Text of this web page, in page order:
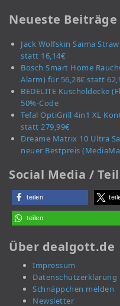
Neueste Beiträge
Jack Wolfskin Saima
statt 16,14€
Bosch Smart Home
Alarm) für 56,28€ statt
BEDELITE Kuscheldecke
50%-Code
Tefal OptiGrill 4in1 XL
statt 279,99€
Dreame Matrix 10 Ultra
neuer Bestpreis
Social Media /
teilen
teilen
Über dealgott.de
Impressum
Datenschutzerklärung
Schnäppchen melden
Newsletter